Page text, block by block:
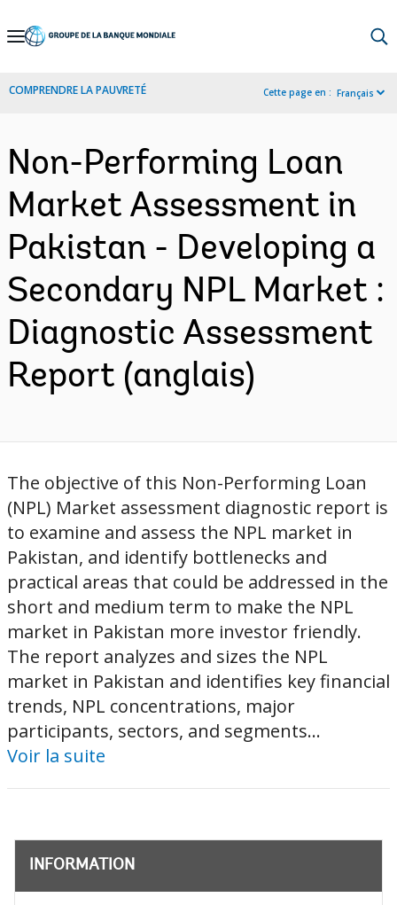
Skip
Navigation
COMPRENDRE LA PAUVRETÉ Cette page en : Français
Non-Performing Loan
Market Assessment in
Pakistan - Developing a
Secondary NPL Market :
Diagnostic Assessment
Report (anglais)
The objective of this Non-Performing Loan
(NPL) Market assessment diagnostic report is
to examine and assess the NPL market in
Pakistan, and identify bottlenecks and
practical areas that could be addressed in the
short and medium term to make the NPL
market in Pakistan more investor friendly.
The report analyzes and sizes the NPL
market in Pakistan and identifies key financial
trends, NPL concentrations, major
participants, sectors, and segments...
Voir la suite
INFORMATION